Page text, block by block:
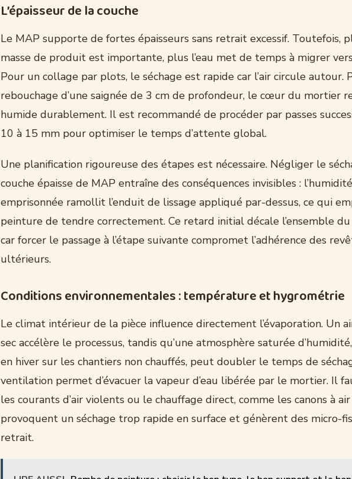
L’épaisseur de la couche
Le MAP supporte de fortes épaisseurs sans retrait excessif. Toutefois,
masse de produit est importante, plus l’eau met de temps à migrer
Pour un collage par plots, le séchage est rapide car l’air circule autour.
rebouchage d’une saignée de 3 cm de profondeur, le cœur du mortier
humide durablement. Il est recommandé de procéder par passes
10 à 15 mm pour optimiser le temps d’attente global.
Une planification rigoureuse des étapes est nécessaire. Négliger le
couche épaisse de MAP entraîne des conséquences invisibles : l’humidité
emprisonnée ramollit l’enduit de lissage appliqué par-dessus, ce qui
peinture de tendre correctement. Ce retard initial décale l’ensemble
car forcer le passage à l’étape suivante compromet l’adhérence des
ultérieurs.
Conditions environnementales : température et hygrométrie
Le climat intérieur de la pièce influence directement l’évaporation. Un
sec accélère le processus, tandis qu’une atmosphère saturée
en hiver sur les chantiers non chauffés, peut doubler le temps de
ventilation permet d’évacuer la vapeur d’eau libérée par le mortier. Il
les courants d’air violents ou le chauffage direct, comme les canons à
provoquent un séchage trop rapide en surface et génèrent des micro-
retrait.